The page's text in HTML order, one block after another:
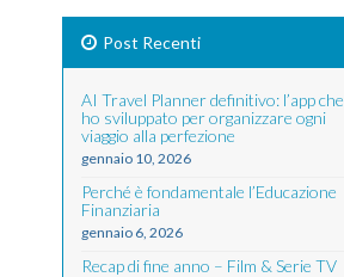
Post Recenti
AI Travel Planner definitivo: l’app che
ho sviluppato per organizzare ogni
viaggio alla perfezione
gennaio 10, 2026
Perché è fondamentale l’Educazione
Finanziaria
gennaio 6, 2026
Recap di fine anno – Film & Serie TV